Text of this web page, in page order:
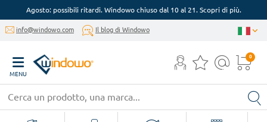
Agosto: possibili ritardi. Windowo chiuso dal 10 al 21. Scopri di più.
info@windowo.com Il blog di Windowo
MENU
0